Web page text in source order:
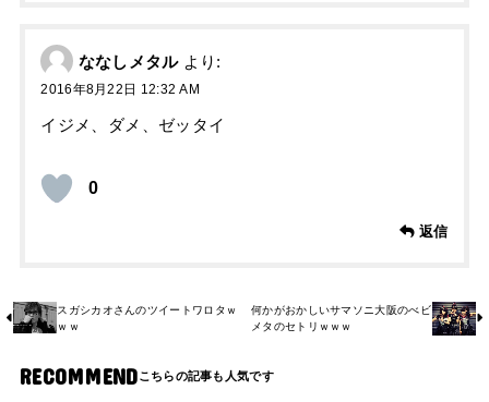
ななしメタル より:
2016年8月22日 12:32 AM
イジメ、ダメ、ゼッタイ
0
返信
スガシカオさんのツイートワロタｗ
ｗｗ
何かがおかしいサマソニ大阪のべビ
メタのセトリｗｗｗ
RECOMMEND